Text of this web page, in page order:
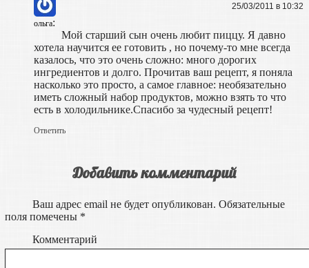
ольга:
25/03/2011 в 10:32
Мой старший сын очень любит пиццу. Я давно
хотела научится ее готовить , но почему-то мне всегда
казалось, что это очень сложно: много дорогих
ингредиентов и долго. Прочитав ваш рецепт, я поняла
насколько это просто, а самое главное: необязательно
иметь сложный набор продуктов, можно взять то что
есть в холодильнике.Спасибо за чудесный рецепт!
Ответить
Добавить комментарий
Ваш адрес email не будет опубликован. Обязательные
поля помечены *
Комментарий